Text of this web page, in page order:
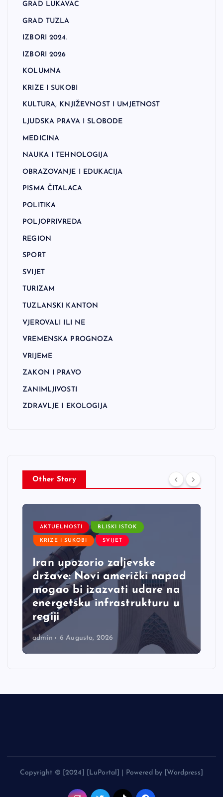
GRAD LUKAVAC
GRAD TUZLA
IZBORI 2024.
IZBORI 2026
KOLUMNA
KRIZE I SUKOBI
KULTURA, KNJIŽEVNOST I UMJETNOST
LJUDSKA PRAVA I SLOBODE
MEDICINA
NAUKA I TEHNOLOGIJA
OBRAZOVANJE I EDUKACIJA
PISMA ČITALACA
POLITIKA
POLJOPRIVREDA
REGION
SPORT
SVIJET
TURIZAM
TUZLANSKI KANTON
VJEROVALI ILI NE
VREMENSKA PROGNOZA
VRIJEME
ZAKON I PRAVO
ZANIMLJIVOSTI
ZDRAVLJE I EKOLOGIJA
Other Story
AKTUELNOSTI BLISKI ISTOK
KRIZE I SUKOBI SVIJET
Iran upozorio zaljevske
države: Novi američki napad
mogao bi izazvati udare na
energetsku infrastrukturu u
regiji
admin 6 Augusta, 2026
Copyright © [2024] [LuPortal] | Powered by [Wordpress]